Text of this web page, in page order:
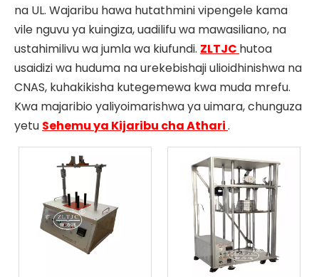
na UL. Wajaribu hawa hutathmini vipengele kama
vile nguvu ya kuingiza, uadilifu wa mawasiliano, na
ustahimilivu wa jumla wa kiufundi. ZLTJC hutoa
usaidizi wa huduma na urekebishaji ulioidhinishwa na
CNAS, kuhakikisha kutegemewa kwa muda mrefu.
Kwa majaribio yaliyoimarishwa ya uimara, chunguza
yetu Sehemu ya Kijaribu cha Athari.